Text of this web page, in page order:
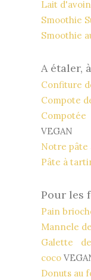
Lait
Smoothie
Smoothie
A étaler,
Confiture
Compote
VEGAN
Notre
Pâte à
Pour les
Pain
Mannele
Galette
coco
Donuts au